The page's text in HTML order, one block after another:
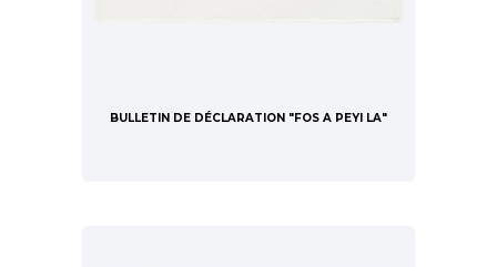
BULLETIN DE DÉCLARATION "FOS A PEYI LA"